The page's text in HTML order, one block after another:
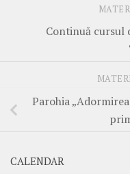
Continuă cursul
Parohia
CALENDAR